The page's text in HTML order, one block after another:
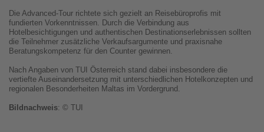
Die Advanced-Tour richtete sich gezielt an Reisebüroprofis mit
fundierten Vorkenntnissen. Durch die Verbindung aus
Hotelbesichtigungen und authentischen Destinationserlebnissen sollten
die Teilnehmer zusätzliche Verkaufsargumente und praxisnahe
Beratungskompetenz für den Counter gewinnen.
Nach Angaben von TUI Österreich stand dabei insbesondere die
vertiefte Auseinandersetzung mit unterschiedlichen Hotelkonzepten und
regionalen Besonderheiten Maltas im Vordergrund.
Bildnachweis: © TUI